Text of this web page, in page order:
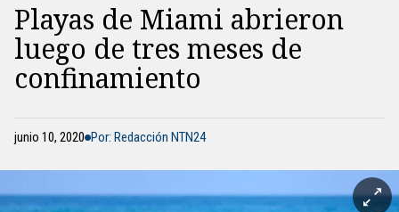
Playas de Miami abrieron
luego de tres meses de
confinamiento
junio 10, 2020 Por: Redacción NTN24